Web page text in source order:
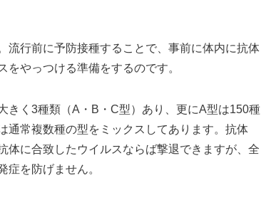
流行前に予防接種することで、事前に体内に抗体
やっつける準備をするのです。
きく3種類（A・B・C型）あり、更にA型は150種
通常複数種の型をミックスしてあります。抗体
体に合致したウイルスならば撃退できますが、全
症を防げません。